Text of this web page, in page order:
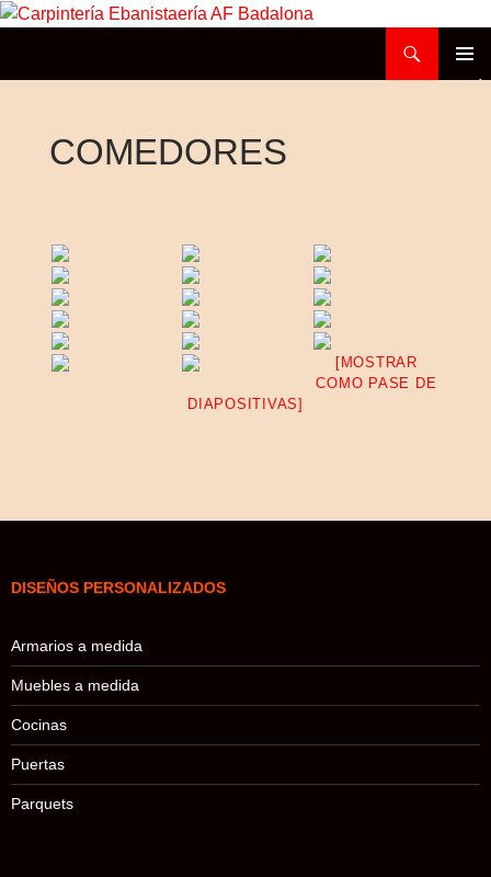
COMEDORES
[MOSTRAR
COMO PASE DE
DIAPOSITIVAS]
DISEÑOS PERSONALIZADOS
Armarios a medida
Muebles a medida
Cocinas
Puertas
Parquets